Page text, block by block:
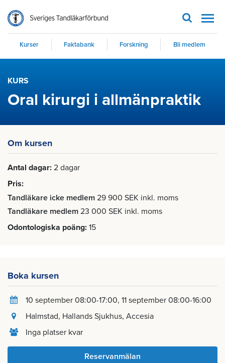
Kurser Faktabank Forskning Bli medlem
KURS
Oral kirurgi i allmänpraktik
Om kursen
Antal dagar 2 dagar
Pris
Tandläkare icke medlem 29 900 SEK inkl. moms
Tandläkare medlem 23 000 SEK inkl. moms
Odontologiska poäng 15
Boka kursen
10 september 08:00-17:00 11 september 08:00-16:00
Halmstad, Hallands Sjukhus, Accesia
Inga platser kvar
Reservanmälan